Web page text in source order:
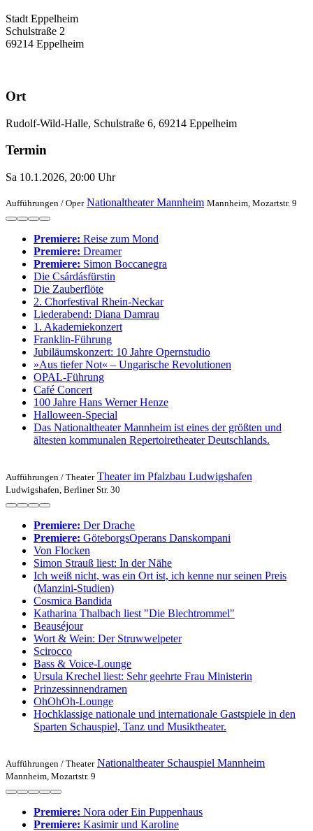
Stadt Eppelheim
Schulstraße 2
69214 Eppelheim
Ort
Rudolf-Wild-Halle, Schulstraße 6, 69214 Eppelheim
Termin
Sa 10.1.2026, 20:00 Uhr
Aufführungen / Oper Nationaltheater Mannheim Mannheim, Mozartstr. 9
Premiere: Reise zum Mond
Premiere: Dreamer
Premiere: Simon Boccanegra
Die Csárdásfürstin
Die Zauberflöte
2. Chorfestival Rhein-Neckar
Liederabend: Diana Damrau
1. Akademie­konzert
Franklin-Führung
Jubiläumskonzert: 10 Jahre Opernstudio
»Aus tiefer Not« – Ungarische Revolutionen
OPAL-Führung
Café Concert
100 Jahre Hans Werner Henze
Halloween-Special
Das Nationaltheater Mannheim ist eines der größten und
ältesten kommunalen Repertoiretheater Deutschlands.
Aufführungen / Theater Theater im Pfalzbau Ludwigshafen
Ludwigshafen, Berliner Str. 30
Premiere: Der Drache
Premiere: GöteborgsOperans Danskompani
Von Flocken
Simon Strauß liest: In der Nähe
Ich weiß nicht, was ein Ort ist, ich kenne nur seinen Preis
(Manzini-Studien)
Cosmica Bandida
Katharina Thalbach liest "Die Blechtrommel"
Beauséjour
Wort & Wein: Der Struwwelpeter
Scirocco
Bass & Voice-Lounge
Ursula Krechel liest: Sehr geehrte Frau Ministerin
Prinzessinnendramen
OhOhOh-Lounge
Hochklassige nationale und internationale Gastspiele in den
Sparten Schauspiel, Tanz und Musiktheater.
Aufführungen / Theater Nationaltheater Schauspiel Mannheim
Mannheim, Mozartstr. 9
Premiere: Nora oder Ein Puppenhaus
Premiere: Kasimir und Karoline